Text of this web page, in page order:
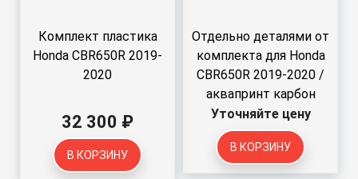
Комплект пластика
Honda CBR650R 2019-
2020
32 300 ₽
В КОРЗИНУ
Отдельно деталями от
комплекта для Honda
CBR650R 2019-2020 /
аквапринт карбон
(углеткань)
Уточняйте цену
В КОРЗИНУ